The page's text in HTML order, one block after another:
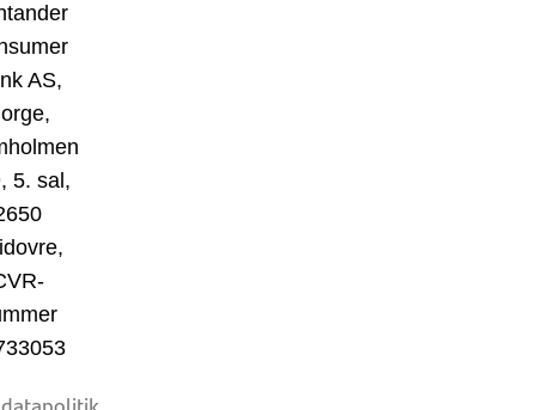
AS,
5. sal,